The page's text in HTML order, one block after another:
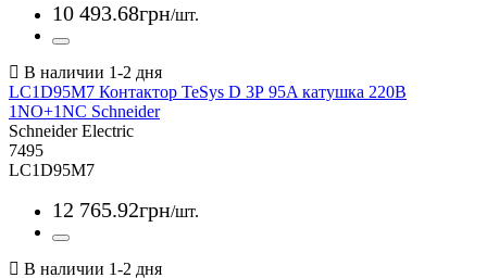
10 493.68грн/шт.
LC1D95M7 Контактор TeSys D 3Р 95A катушка 220В
1NO+1NC Schneider
Schneider Electric
7495
LC1D95M7
12 765.92грн/шт.